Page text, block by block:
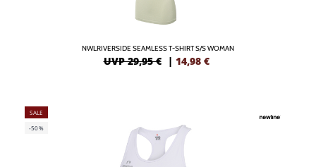
NWLRIVERSIDE SEAMLESS T-SHIRT S/S WOMAN
UVP 29,95 € | 14,98 €
SALE
-50%